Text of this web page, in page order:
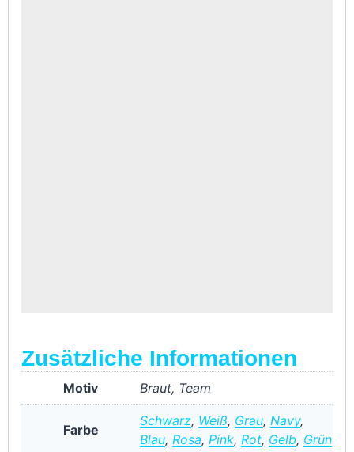
Zusätzliche Informationen
Motiv Braut, Team
Farbe
Schwarz, Weiß, Grau, Navy,
Blau, Rosa, Pink, Rot, Gelb, Grün